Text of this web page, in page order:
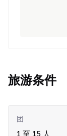
旅游条件
团
1 至 15 人